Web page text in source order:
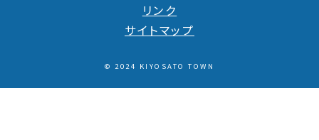
リンク
サイトマップ
© 2024 KIYOSATO TOWN